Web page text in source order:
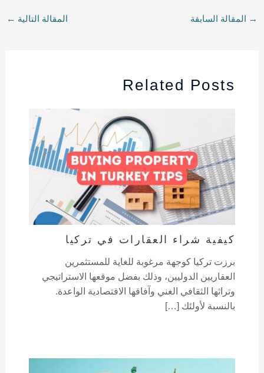
→ المقالة السابقة المقالة التالية ←
Related Posts
كيفية شراء العقارات في تركيا
برزت تركيا كوجهة مرغوبة للغاية للمستثمرين
العقاريين الدوليين، وذلك بفضل موقعها الاستراتيجي
وتراثها الثقافي الغني وآفاقها الاقتصادية الواعدة.
بالنسبة لأولئك […]